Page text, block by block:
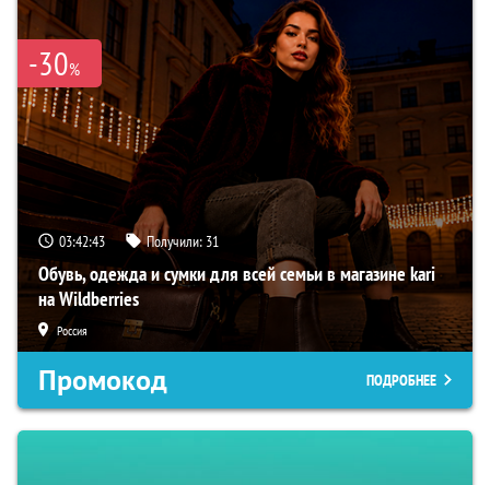
-30%
03:42:42 Получили: 31
Обувь, одежда и сумки для всей семьи в магазине kari
на Wildberries
Россия
Промокод ПОДРОБНЕЕ